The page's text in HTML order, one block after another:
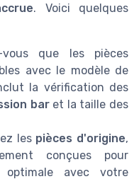
. Voici quelques
vous que les pièces
avec le modèle de
la vérification des
baret la taille des
les pièces d'origine,
conçues pour
avec votre